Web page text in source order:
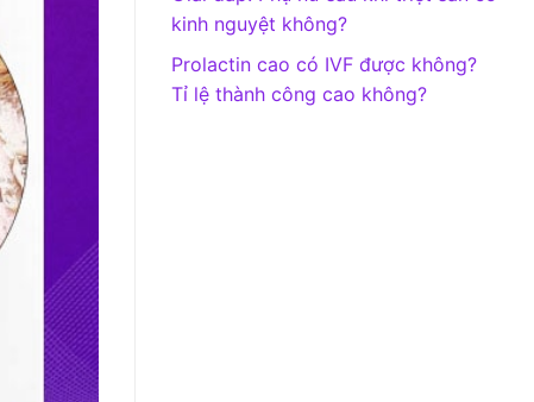
kinh nguyệt không?
Prolactin cao có IVF được không?
Tỉ lệ thành công cao không?